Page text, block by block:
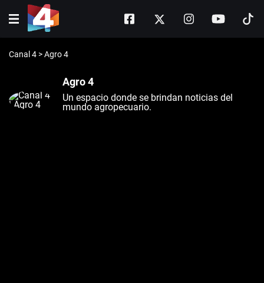
Canal 4 >Agro 4
Agro 4
Un espacio donde se brindan noticias del
mundo agropecuario.